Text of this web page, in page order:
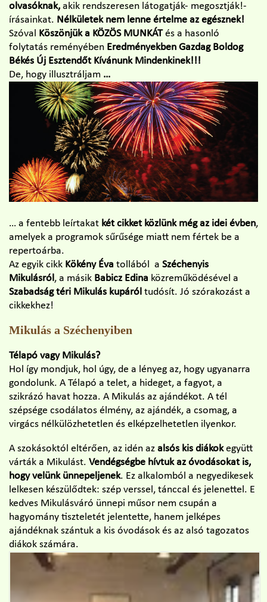
olvasóknak, akik rendszeresen látogatják- megosztják!-
írásainkat. Nélkületek nem lenne értelme az egésznek!
Szóval Köszönjük a KÖZÖS MUNKÁTés a hasonló
folytatás reményében Eredményekben Gazdag Boldog
Békés Új Esztendőt Kívánunk Mindenkinek!!!
De, hogy illusztráljam …
… a fentebb leírtakat két cikket közlünk még az idei évben,
amelyek a programok sűrűsége miatt nem fértek be a
repertoárba.
Az egyik cikk Kökény Éva tollából a Széchenyis
Mikulásról, a másik Babicz Edina közreműködésével a
Szabadság téri Mikulás kupáról tudósít. Jó szórakozást a
cikkekhez!
Mikulás a Széchenyiben
Télapó vagy Mikulás?
Hol így mondjuk, hol úgy, de a lényeg az, hogy ugyanarra
gondolunk. A Télapó a telet, a hideget, a fagyot, a
szikrázó havat hozza. A Mikulás az ajándékot. A tél
szépsége csodálatos élmény, az ajándék, a csomag, a
virgács nélkülözhetetlen és elképzelhetetlen ilyenkor.
A szokásoktól eltérően, az idén az alsós kis diákokegyütt
várták a Mikulást. Vendégségbe hívtuk az óvodásokat is,
hogy velünk ünnepeljenek. Ez alkalomból a negyedikesek
lelkesen készülődtek: szép verssel, tánccal és jelenettel. E
kedves Mikulásváró ünnepi műsor nem csupán a
hagyomány tiszteletét jelentette, hanem jelképes
ajándéknak szántuk a kis óvodások és az alsó tagozatos
diákok számára.